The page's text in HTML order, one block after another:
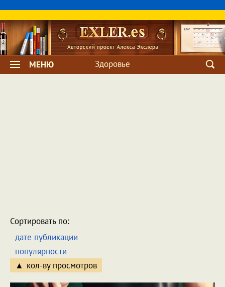
МЕНЮ Здоровье
Сортировать по:
дате публикации
популярности
кол-ву просмотров